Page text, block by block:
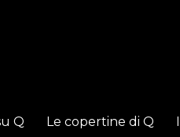
Q Le copertine di Q